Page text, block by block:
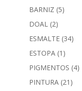
BARNIZ (5)
DOAL (2)
ESMALTE (34)
ESTOPA (1)
PIGMENTOS (4)
PINTURA (21)